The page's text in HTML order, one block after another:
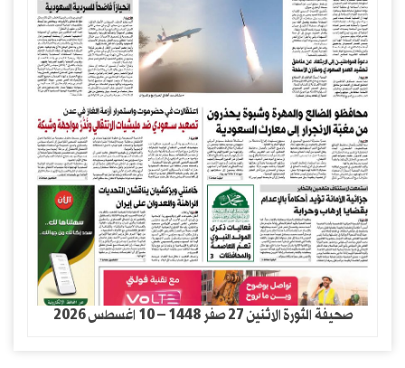
صحيفة الثورة الاثنين 27 صفر 1448 – 10 اغسطس 2026